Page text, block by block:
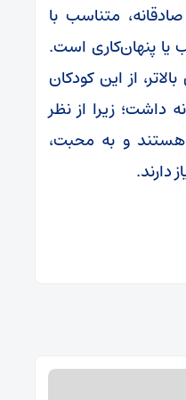
متناسب با
یا پنهان‌کاری است.
از این کودکان
داشت؛ زیرا از نظر
و به محبت،
دارند.